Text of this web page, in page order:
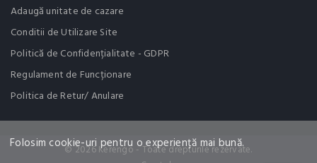
Adaugă unitate de cazare
Conditii de Utilizare Site
Politică de Confidențialitate - GDPR
Regulament de Funcționare
Politica de Retur/ Anulare
© 2026 Kerengo - Toate drepturile rezervate.
Folosim cookie-uri pentru o experiență mai bună.